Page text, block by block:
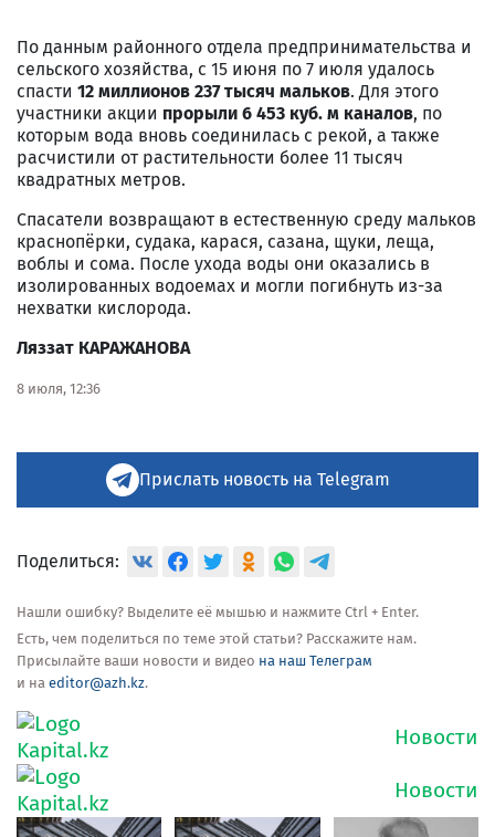
По данным районного отдела предпринимательства и
сельского хозяйства, с 15 июня по 7 июля удалось
спасти 12 миллионов 237 тысяч мальков. Для этого
участники акции прорыли 6 453 куб. м каналов, по
которым вода вновь соединилась с рекой, а также
расчистили от растительности более 11 тысяч
квадратных метров.
Спасатели возвращают в естественную среду мальков
краснопёрки, судака, карася, сазана, щуки, леща,
воблы и сома. После ухода воды они оказались в
изолированных водоемах и могли погибнуть из-за
нехватки кислорода.
Ляззат КАРАЖАНОВА
8 июля, 12:36
Прислать новость на Telegram
Поделиться:
Нашли ошибку? Выделите её мышью и нажмите Ctrl + Enter.
Есть, чем поделиться по теме этой статьи? Расскажите нам.
Присылайте ваши новости и видео на наш Телеграм
и на editor@azh.kz.